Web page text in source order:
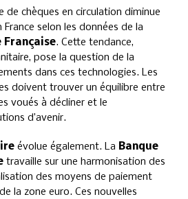
de chèques en circulation diminue
France selon les données de la
Française. Cette tendance,
pose la question de la
dans ces technologies. Les
doivent trouver un équilibre entre
voués à décliner et le
d’avenir.
évolue également. La Banque
travaille sur une harmonisation des
des moyens de paiement
la zone euro. Ces nouvelles